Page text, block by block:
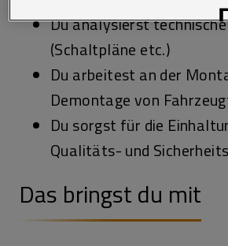
Du analysierst
(Schaltpläne etc.)
Du arbeitest an der
Demontage von
Du sorgst für die
Qualitäts- und
Das bringst du mit
Richtlinie sowie in den Technologie
Website.